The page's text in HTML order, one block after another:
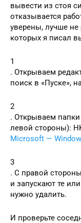
вывести из стоя
отказывается
уверены, лучше не
которых я писал
1
. Открываем
поиск в «Пуске»,
2
. Открываем
левой стороны):
Microsoft —
3
. C правой
и запускают те
нужно удалить.
И проверьте